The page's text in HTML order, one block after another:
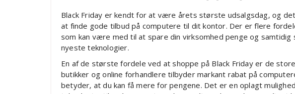
Black Friday er kendt for at være årets største udsalgsdag, og
at finde gode tilbud på computere til dit kontor. Der er flere
som kan være med til at spare din virksomhed penge og
nyeste teknologier.
En af de største fordele ved at shoppe på Black Friday er de
butikker og online forhandlere tilbyder markant rabat på
betyder, at du kan få mere for pengene. Det er en oplagt